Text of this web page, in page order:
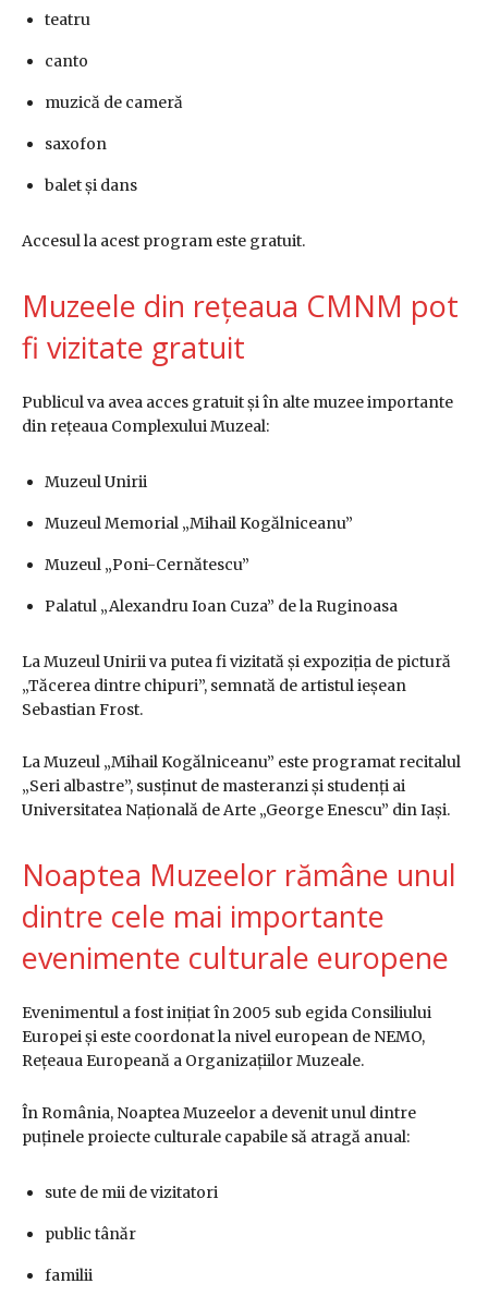
teatru
canto
muzică de cameră
saxofon
balet și dans
Accesul la acest program este gratuit.
Muzeele din rețeaua CMNM pot
fi vizitate gratuit
Publicul va avea acces gratuit și în alte muzee importante
din rețeaua Complexului Muzeal:
Muzeul Unirii
Muzeul Memorial „Mihail Kogălniceanu”
Muzeul „Poni-Cernătescu”
Palatul „Alexandru Ioan Cuza” de la Ruginoasa
La Muzeul Unirii va putea fi vizitată și expoziția de pictură
„Tăcerea dintre chipuri”, semnată de artistul ieșean
Sebastian Frost.
La Muzeul „Mihail Kogălniceanu” este programat recitalul
„Seri albastre”, susținut de masteranzi și studenți ai
Universitatea Națională de Arte „George Enescu” din Iași.
Noaptea Muzeelor rămâne unul
dintre cele mai importante
evenimente culturale europene
Evenimentul a fost inițiat în 2005 sub egida Consiliului
Europei și este coordonat la nivel european de NEMO,
Rețeaua Europeană a Organizațiilor Muzeale.
În România, Noaptea Muzeelor a devenit unul dintre
puținele proiecte culturale capabile să atragă anual:
sute de mii de vizitatori
public tânăr
familii